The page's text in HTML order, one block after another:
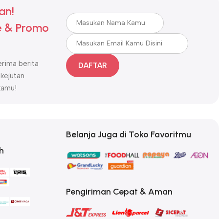
Promo
berita
DAFTAR
Belanja Juga di Toko Favoritmu
Pengiriman Cepat & Aman